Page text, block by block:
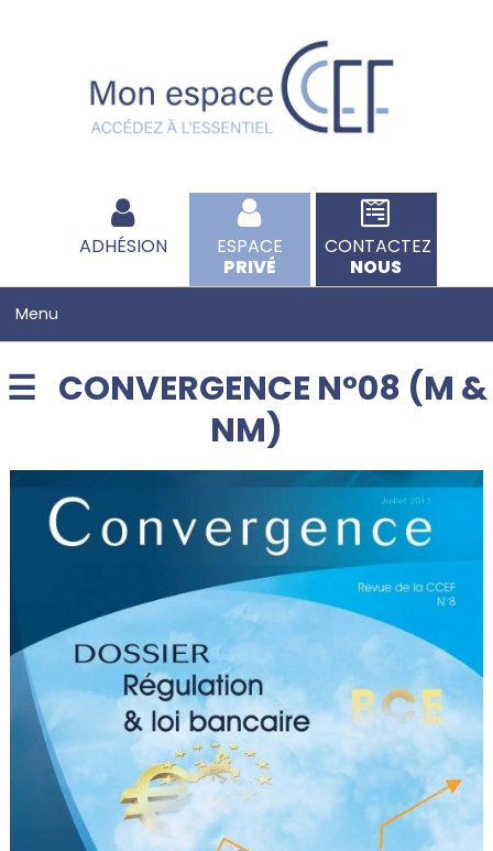
ADHÉSION
ESPACE
PRIVÉ
CONTACTEZ
NOUS
CONVERGENCE N°08 (M &
NM)